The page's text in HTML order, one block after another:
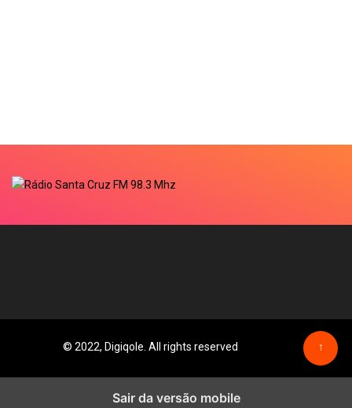
© 2022, Digiqole. All rights reserved ↑
Sair da versão mobile